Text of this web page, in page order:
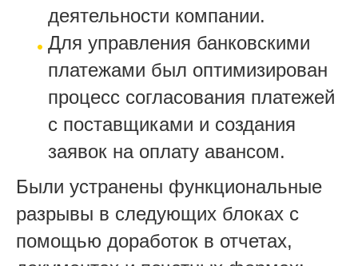
деятельности компании.
Для управления банковскими
платежами был оптимизирован
процесс согласования платежей
с поставщиками и создания
заявок на оплату авансом.
Были устранены функциональные
разрывы в следующих блоках с
помощью доработок в отчетах,